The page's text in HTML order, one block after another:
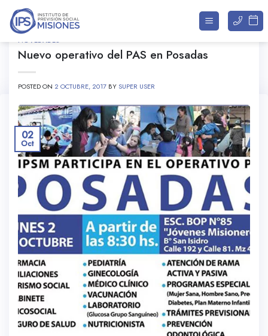
Saltar
contenido
ARCHIVOS DE CATEGORÍA:
NOVEDADES
Nuevo operativo del PAS en Posadas
POSTED ON 2 OCTUBRE, 2017 BYSUPER USER
02
Oct